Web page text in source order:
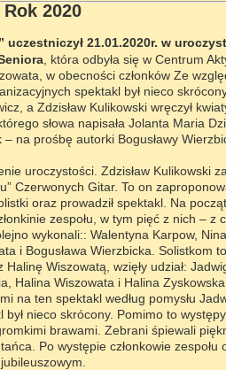
Rok 2020
uczestniczył 21.01.2020r. w
, która odbyła się w Centrum
w obecności członków Ze
spektakl był nieco
a Zdzisław Kulikowski wręczył
słowa napisała Jolanta Maria
na prośbę autorki Bogusławy
Zdzisław Kulikowski
Czerwonych Gitar. To on
oraz prowadził spektakl. Na
zespołu, w tym pięć z nich – z
wykonali:: Walentyna Karpow, Nina
i Bogusława Wierzbicka. Solistkom
Wiszowatą, wzięły udział:
Halina Wiszowata i Halina
na ten spektakl według pomysłu
skrócony. Pomimo to występy
brawami. Zebrani śpiewali
Po występie członkowie zespołu